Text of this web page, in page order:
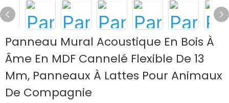
Panneau Mural Acoustique En Bois À
Âme En MDF Cannelé Flexible De 13
Mm, Panneaux À Lattes Pour Animaux
De Compagnie